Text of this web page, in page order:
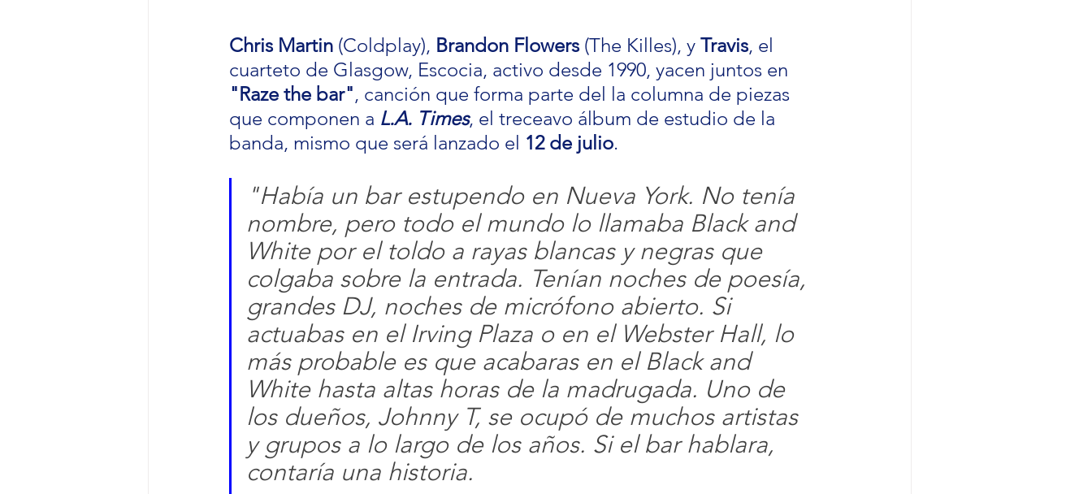
Chris Martin (Coldplay), Brandon Flowers (The Killes), y Travis, el
cuarteto de Glasgow, Escocia, activo desde 1990, yacen juntos en
"Raze the bar", canción que forma parte del la columna de piezas
que componen a L.A. Times, el treceavo álbum de estudio de la
banda, mismo que será lanzado el 12 de julio.
"Había un bar estupendo en Nueva York. No tenía
nombre, pero todo el mundo lo llamaba Black and
White por el toldo a rayas blancas y negras que
colgaba sobre la entrada. Tenían noches de poesía,
grandes DJ, noches de micrófono abierto. Si
actuabas en el Irving Plaza o en el Webster Hall, lo
más probable es que acabaras en el Black and
White hasta altas horas de la madrugada. Uno de
los dueños, Johnny T, se ocupó de muchos artistas
y grupos a lo largo de los años. Si el bar hablara,
contaría una historia.